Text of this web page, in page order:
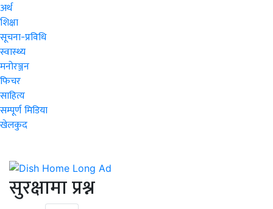
अर्थ
शिक्षा
सूचना-प्रविधि
स्वास्थ्य
मनोरञ्जन
फिचर
साहित्य
सम्पूर्ण मिडिया
खेलकुद
सुरक्षामा प्रश्न